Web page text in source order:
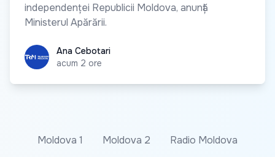
independenței Republicii Moldova, anunță
Ministerul Apărării.
Ana CebotariAna Cebotari
acum 2 ore
Moldova 1 Moldova 2
Radio Moldova